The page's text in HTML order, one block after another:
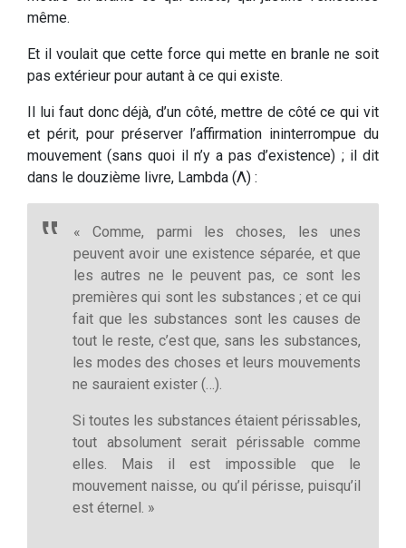
même.
Et il voulait que cette force qui mette en branle ne soit
pas extérieur pour autant à ce qui existe.
Il lui faut donc déjà, d’un côté, mettre de côté ce qui vit
et périt, pour préserver l’affirmation ininterrompue du
mouvement (sans quoi il n’y a pas d’existence) ; il dit
dans le douzième livre, Lambda (Λ) :
« Comme, parmi les choses, les unes
peuvent avoir une existence séparée, et que
les autres ne le peuvent pas, ce sont les
premières qui sont les substances ; et ce qui
fait que les substances sont les causes de
tout le reste, c’est que, sans les substances,
les modes des choses et leurs mouvements
ne sauraient exister (…).
Si toutes les substances étaient périssables,
tout absolument serait périssable comme
elles. Mais il est impossible que le
mouvement naisse, ou qu’il périsse, puisqu’il
est éternel. »